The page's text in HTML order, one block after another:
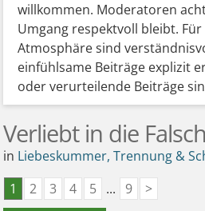
willkommen. Moderatoren
Umgang respektvoll bleibt.
Atmosphäre sind
einfühlsame Beiträge explizit
oder verurteilende Beiträge
Verliebt in die
in Liebeskummer, Trennung &
1
2 3 4 5 ... 9 >